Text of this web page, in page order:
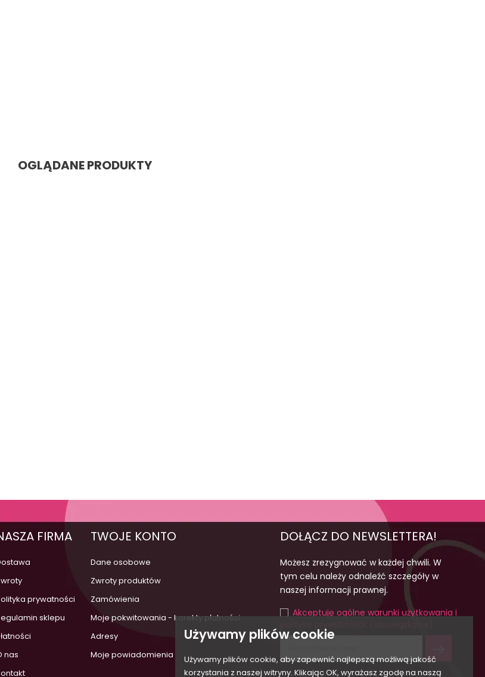
Używamy plików cookie
Używamy plików cookie, aby zapewnić najlepszą możliwą jakość
korzystania z naszej witryny. Klikając OK, wyrażasz zgodę na naszą
OGLĄDANE PRODUKTY
FIRMA
prywatności
sklepu
nas
TWOJE KONTO
Dane osobowe
Zwroty produktów
Zamówienia
Moje pokwitowania - korekty płatności
Adresy
Moje powiadomienia
DOŁĄCZ DO NEWSLETTERA!
Możesz zrezygnować w każdej chwili. W
tym celu należy odnaleźć szczegóły w
naszej informacji prawnej.
Akceptuję ogólne warunki użytkowania i